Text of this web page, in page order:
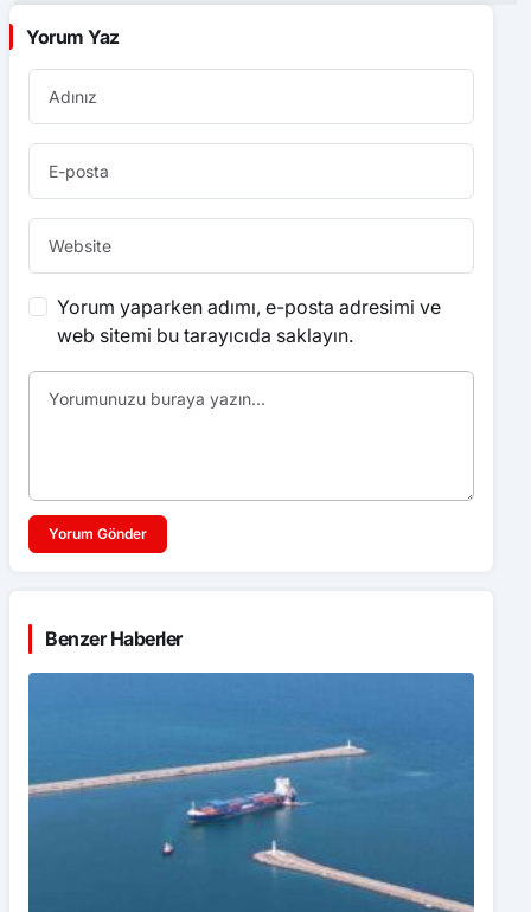
Yorum Yaz
Yorum yaparken adımı, e-posta adresimi ve
web sitemi bu tarayıcıda saklayın.
Yorum Gönder
Benzer Haberler